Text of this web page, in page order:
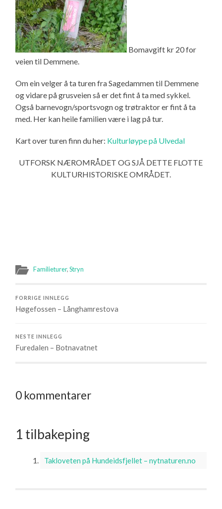
Bomavgift kr 20 for
veien til Demmene.
Om ein velger å ta turen fra Sagedammen til Demmene
og vidare på grusveien så er det fint å ta med sykkel.
Også barnevogn/sportsvogn og trøtraktor er fint å ta
med. Her kan heile familien være i lag på tur.
Kart over turen finn du her: Kulturløype på Ulvedal
UTFORSK NÆROMRÅDET OG SJÅ DETTE FLOTTE
KULTURHISTORISKE OMRÅDET.
Familieturer,Stryn
FORRIGE INNLEGG
Høgefossen – Långhamrestova
NESTE INNLEGG
Furedalen – Botnavatnet
0 kommentarer
1 tilbakeping
Takloveten på Hundeidsfjellet – nytnaturen.no